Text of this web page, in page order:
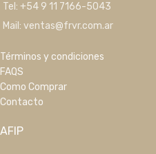
Tel: +54 9 11 7166-5043
Mail: ventas@frvr.com.ar
Términos y condiciones
FAQS
Como Comprar
Contacto
AFIP